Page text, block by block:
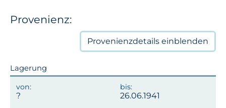
Provenienz:
Provenienzdetails einblenden
Lagerung
26.06.1941